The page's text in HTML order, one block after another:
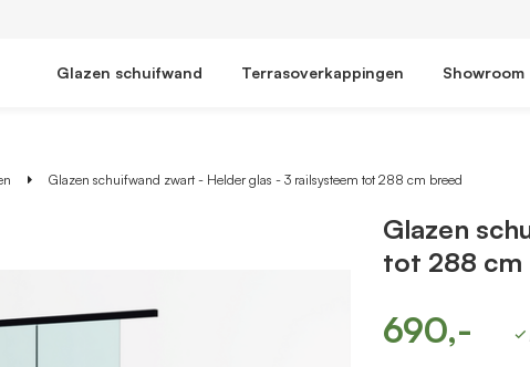
Glazen schuifwand Terrasoverkappingen Showroom
Glazen schuifwand zwart - Helder glas - 3 railsysteem tot 288 cm breed
Glazen
tot 288 cm
690,-